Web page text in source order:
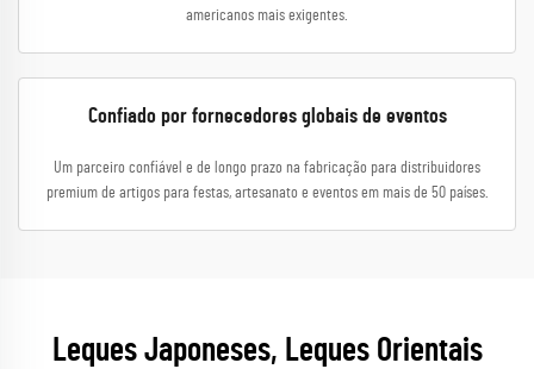
americanos mais exigentes.
Confiado por fornecedores globais de eventos
Um parceiro confiável e de longo prazo na fabricação para distribuidores
premium de artigos para festas, artesanato e eventos em mais de 50 países.
Leques Japoneses, Leques Orientais